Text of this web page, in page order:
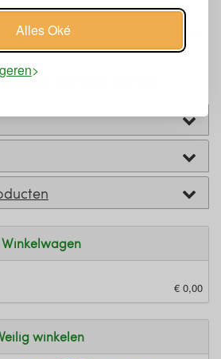
Alles OkéBronzing boost serum
labels Weleda Serum
Winkelwagen
€ 0,00
winkelen